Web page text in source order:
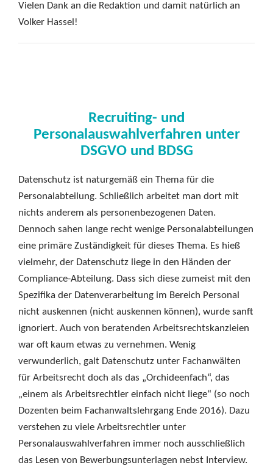
Vielen Dank an die Redaktion und damit natürlich an
Volker Hassel!
Recruiting- und
Personalauswahlverfahren unter
DSGVO und BDSG
Datenschutz ist naturgemäß ein Thema für die
Personalabteilung. Schließlich arbeitet man dort mit
nichts anderem als personenbezogenen Daten.
Dennoch sahen lange recht wenige Personalabteilungen
eine primäre Zuständigkeit für dieses Thema. Es hieß
vielmehr, der Datenschutz liege in den Händen der
Compliance-Abteilung. Dass sich diese zumeist mit den
Spezifika der Datenverarbeitung im Bereich Personal
nicht auskennen (nicht auskennen können), wurde sanft
ignoriert. Auch von beratenden Arbeitsrechtskanzleien
war oft kaum etwas zu vernehmen. Wenig
verwunderlich, galt Datenschutz unter Fachanwälten
für Arbeitsrecht doch als das „Orchideenfach“, das
„einem als Arbeitsrechtler einfach nicht liege“ (so noch
Dozenten beim Fachanwaltslehrgang Ende 2016). Dazu
verstehen zu viele Arbeitsrechtler unter
Personalauswahlverfahren immer noch ausschließlich
das Lesen von Bewerbungsunterlagen nebst Interview.